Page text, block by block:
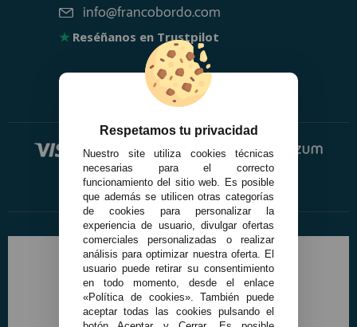
info@francobordo.com
★ Reséñanos en Trustpilot
Respetamos tu privacidad
Nuestro site utiliza cookies técnicas
necesarias para el correcto
funcionamiento del sitio web. Es posible
que además se utilicen otras categorías
de cookies para personalizar la
experiencia de usuario, divulgar ofertas
comerciales personalizadas o realizar
análisis para optimizar nuestra oferta. El
usuario puede retirar su consentimiento
en todo momento, desde el enlace
«Política de cookies». También puede
aceptar todas las cookies pulsando el